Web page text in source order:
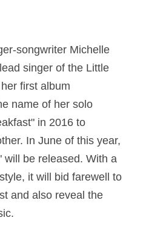
songwriter Michelle
singer of the Little
first album
name of her solo
in 2016 to
In June of this year,
will be released. With a
it will bid farewell to
and also reveal the